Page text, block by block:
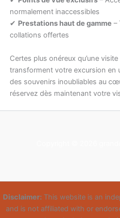
normalement inaccessibles
✔ Prestations haut de gamme –
collations offertes
Certes plus onéreux qu’une
transforment votre excursion en
des souvenirs inoubliables au
réservez dès maintenant votre
Disclaimer:This website is an
and is not affiliated with or